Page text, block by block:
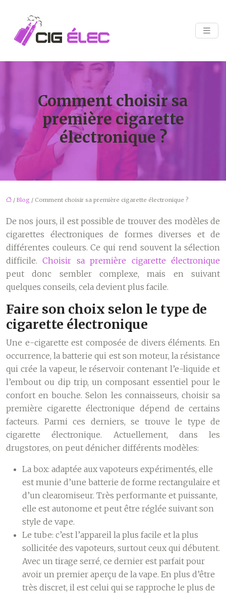
Comment choisir sa
première cigarette
électronique ?
/ Blog / Comment choisir sa première cigarette électronique ?
De nos jours, il est possible de trouver des modèles de
cigarettes électroniques de formes diverses et de
différentes couleurs. Ce qui rend souvent la sélection
difficile.Choisir sa première cigarette électronique
peut donc sembler complexe, mais en suivant
quelques conseils, cela devient plus facile.
Faire son choix selon le type de
cigarette électronique
Une e-cigarette est composée de divers éléments. En
occurrence, la batterie qui est son moteur, la résistance
qui crée la vapeur, le réservoir contenant l’e-liquide et
l’embout ou dip trip, un composant essentiel pour le
confort en bouche. Selon les connaisseurs, choisir sa
première cigarette électronique dépend de certains
facteurs. Parmi ces derniers, se trouve le type de
cigarette électronique. Actuellement, dans les
drugstores, on peut dénicher différents modèles:
La box: adaptée aux vapoteurs expérimentés, elle
est munie d’une batterie de forme rectangulaire et
d’un clearomiseur. Très performante et puissante,
elle est autonome et peut être réglée suivant son
style de vape.
Le tube: c’est l’appareil la plus facile et la plus
sollicitée des vapoteurs, surtout ceux qui débutent.
Avec un tirage serré, ce dernier est parfait pour
avoir un premier aperçu de la vape. En plus d’être
très discret, il est celui qui se rapproche le plus de